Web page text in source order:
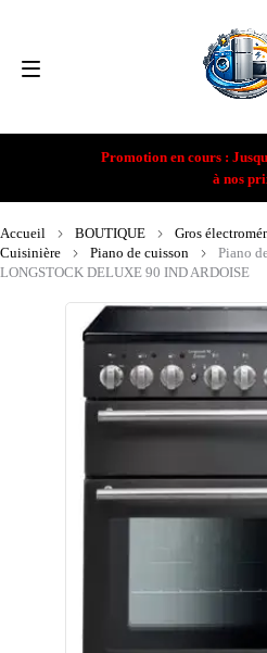
Promotion en cours :
à nos
Accueil BOUTIQUE Gros
Cuisinière
Piano de cuisson
Piano
LONGSTOCK DELUXE 90 IND ARDOISE